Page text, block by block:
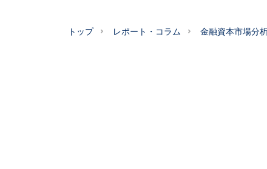
トップ レポート・コラム 金融資本市場分